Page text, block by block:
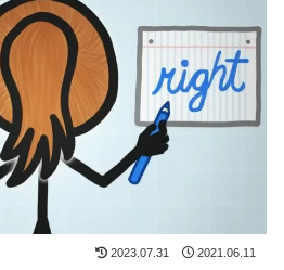
2023.07.31 2021.06.11